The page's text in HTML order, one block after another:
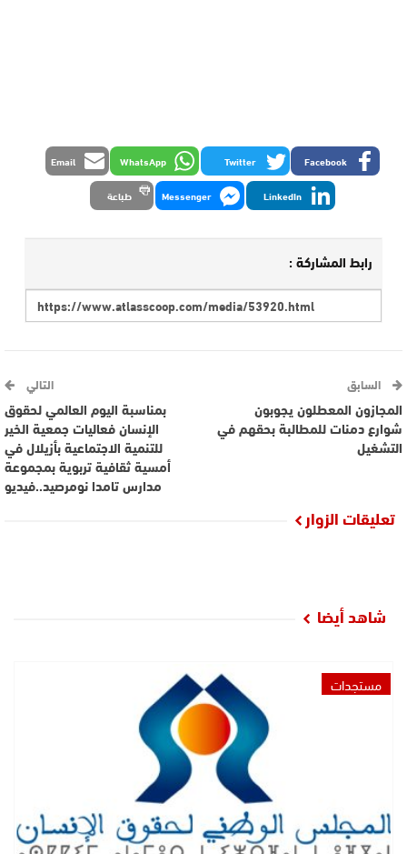
Facebook
Twitter
WhatsApp
Email
LinkedIn
Messenger طباعة
رابط المشاركة :
السابق
المجازون المعطلون يجوبون
شوارع دمنات للمطالبة بحقهم في
التشغيل
التالي
بمناسبة اليوم العالمي لحقوق
الإنسان فعاليات جمعية الخير
للتنمية الاجتماعية بأزيلال في
أمسية ثقافية تربوية بمجموعة
مدارس تامدا نومرصيد..فيديو
تعليقات الزوار
شاهد أيضا
مستجدات